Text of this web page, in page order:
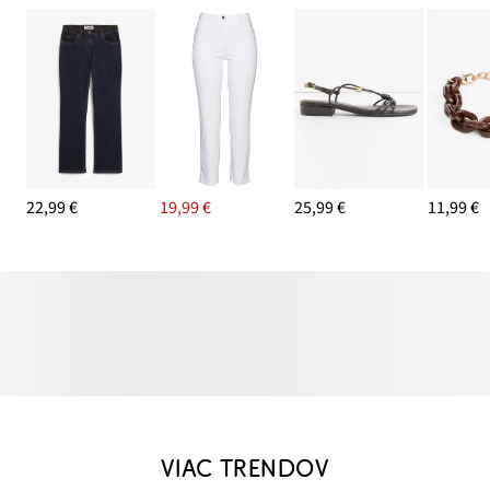
22,99 € 19,99 € 25,99 € 11,99 €
VIAC TRENDOV